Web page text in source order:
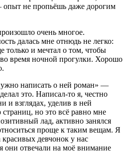
опыт не пропьёшь даже дорогим
очень многое.
далась мне отнюдь не легко:
только и мечтал о том, чтобы
время ночной прогулки. Хорошо
написать о ней роман» —
это. Написал-то я, честно
и взглядах, уделив в ней
страниц, но это всё равно мне
лад, активно занялся
проще к таким вещам. Я
красивых девчонок у нас
они отвечали на моё внимание